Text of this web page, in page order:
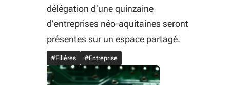
délégation d’une quinzaine
d’entreprises néo-aquitaines seront
présentes sur un espace partagé.
#Filières #Entreprise